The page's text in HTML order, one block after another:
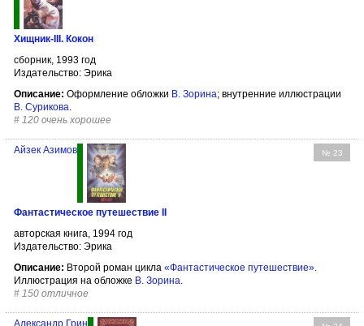
Хищник-III. Кокон
сборник, 1993 год
Издательство: Эрика
Описание: Оформление обложки В. Зорина; внутренние иллюстрации
В. Сурикова.
# 120 очень хорошее
№ 23
Айзек Азимов
Фантастическое путешествие II
авторская книга, 1994 год
Издательство: Эрика
Описание: Второй роман цикла «Фантастическое путешествие».
Иллюстрация на обложке В. Зорина.
# 150 отличное